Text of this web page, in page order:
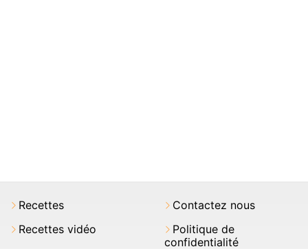
Recettes
Recettes vidéo
Contactez nous
Politique de
confidentialité